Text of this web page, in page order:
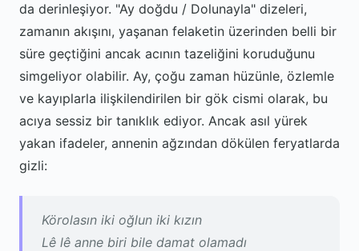
da derinleşiyor. "Ay doğdu / Dolunayla" dizeleri,
zamanın akışını, yaşanan felaketin üzerinden belli bir
süre geçtiğini ancak acının tazeliğini koruduğunu
simgeliyor olabilir. Ay, çoğu zaman hüzünle, özlemle
ve kayıplarla ilişkilendirilen bir gök cismi olarak, bu
acıya sessiz bir tanıklık ediyor. Ancak asıl yürek
yakan ifadeler, annenin ağzından dökülen feryatlarda
gizli:
Körolasın iki oğlun iki kızın
Lê lê anne biri bile damat olamadı